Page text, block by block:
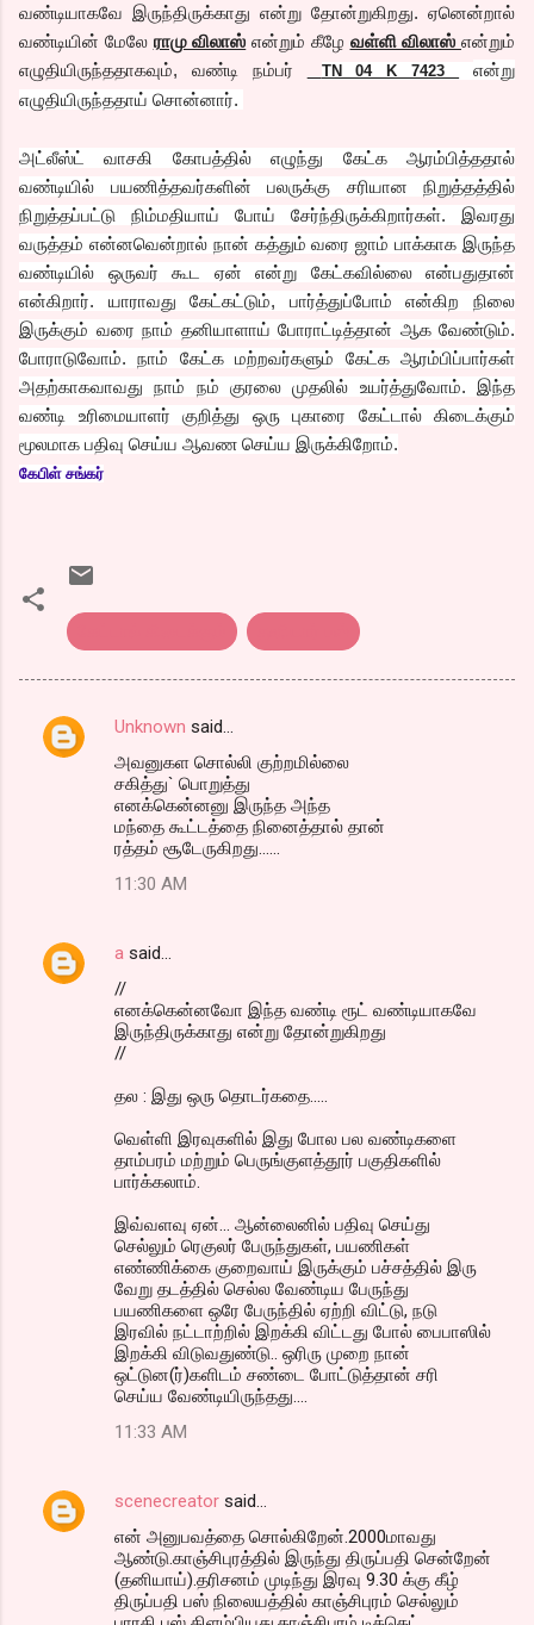
வண்டியாகவே இருந்திருக்காது என்று தோன்றுகிறது. ஏனென்றால்
வண்டியின் மேலே ராமு விலாஸ் என்றும் கீழே வள்ளி விலாஸ் என்றும்
எழுதியிருந்ததாகவும், வண்டி நம்பர்
TN 04 K 7423 என்று
எழுதியிருந்ததாய் சொன்னார்.
அட்லீஸ்ட் வாசகி கோபத்தில் எழுந்து கேட்க ஆரம்பித்ததால்
வண்டியில் பயணித்தவர்களின் பலருக்கு சரியான நிறுத்தத்தில்
நிறுத்தப்பட்டு நிம்மதியாய் போய் சேர்ந்திருக்கிறார்கள். இவரது
வருத்தம் என்னவென்றால் நான் கத்தும் வரை ஜாம் பாக்காக இருந்த
வண்டியில் ஒருவர் கூட ஏன் என்று கேட்கவில்லை என்பதுதான்
என்கிறார். யாராவது கேட்கட்டும், பார்த்துப்போம் என்கிற நிலை
இருக்கும் வரை நாம் தனியாளாய் போராட்டித்தான் ஆக வேண்டும்.
போராடுவோம். நாம் கேட்க மற்றவர்களும் கேட்க ஆரம்பிப்பார்கள்
அதற்காகவாவது நாம் நம் குரலை முதலில் உயர்த்துவோம். இந்த
வண்டி உரிமையாளர் குறித்து ஒரு புகாரை கேட்டால் கிடைக்கும்
மூலமாக பதிவு செய்ய ஆவண செய்ய இருக்கிறோம்.
கேபிள் சங்கர்
C
s
Unknown said…
அவனுகள சொல்லி குற்றமில்லை
சகித்து` பொறுத்து
எனக்கென்னனு இருந்த அந்த
மந்தை கூட்டத்தை நினைத்தால் தான்
ரத்தம் சூடேருகிறது......
11:30 AM
a said…
//
எனக்கென்னவோ இந்த வண்டி ரூட் வண்டியாகவே
இருந்திருக்காது என்று தோன்றுகிறது
//
தல : இது ஒரு தொடர்கதை.....
வெள்ளி இரவுகளில் இது போல பல வண்டிகளை
தாம்பரம் மற்றும் பெருங்குளத்தூர் பகுதிகளில்
பார்க்கலாம்.
இவ்வளவு ஏன்... ஆன்லைனில் பதிவு செய்து
செல்லும் ரெகுலர் பேருந்துகள், பயணிகள்
எண்ணிக்கை குறைவாய் இருக்கும் பச்சத்தில் இரு
வேறு தடத்தில் செல்ல வேண்டிய பேருந்து
பயணிகளை ஒரே பேருந்தில் ஏற்றி விட்டு, நடு
இரவில் நட்டாற்றில் இறக்கி விட்டது போல் பைபாஸில்
இறக்கி விடுவதுண்டு.. ஒரிரு முறை நான்
ஒட்டுன(ர்)களிடம் சண்டை போட்டுத்தான் சரி
செய்ய வேண்டியிருந்தது....
11:33 AM
scenecreator said…
என் அனுபவத்தை சொல்கிறேன்.2000மாவது
ஆண்டு.காஞ்சிபுரத்தில் இருந்து திருப்பதி சென்றேன்
(தனியாய்).தரிசனம் முடிந்து இரவு 9.30 க்கு கீழ்
திருப்பதி பஸ் நிலையத்தில் காஞ்சிபுரம் செல்லும்